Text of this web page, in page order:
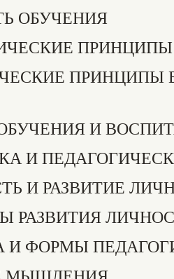
ОБУЧЕНИЯ
ПРИНЦИПЫ
И
И
И РАЗВИТИЕ
РАЗВИТИЯ
И ФОРМЫ